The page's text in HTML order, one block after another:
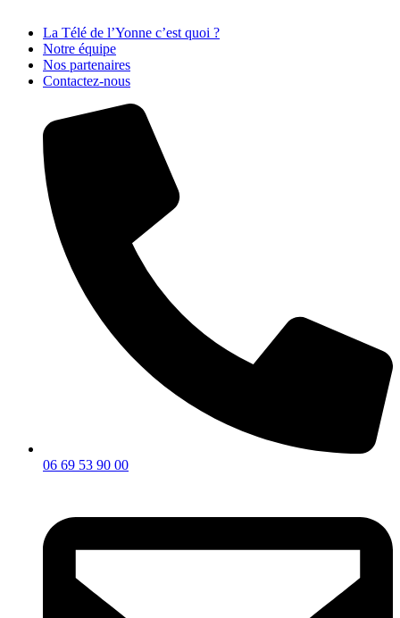
La Télé de l’Yonne c’est quoi ?
Notre équipe
Nos partenaires
Contactez-nous
06 69 53 90 00